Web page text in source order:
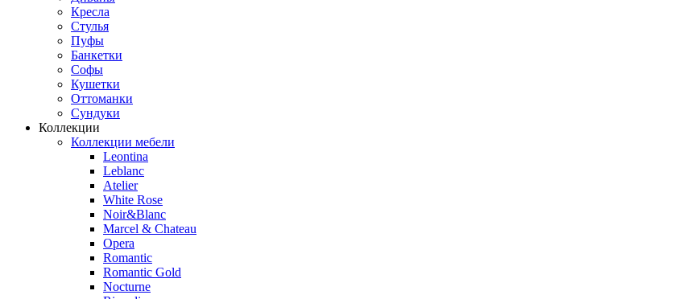
Кресла
Стулья
Пуфы
Банкетки
Софы
Кушетки
Оттоманки
Сундуки
Коллекции
Коллекции мебели
Leontina
Leblanc
Аtelier
White Rose
Noir&Blanc
Marcel & Chateau
Opera
Romantic
Romantic Gold
Nocturne